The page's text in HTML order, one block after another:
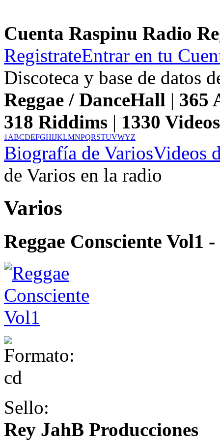
Cuenta Raspinu Radio
RegistrateEntrar en tu
Discoteca y base de datos
Reggae / DanceHall | 365
318 Riddims | 1330
1 ABCDEFGHIJKLMNPQRSTUVWYZ
Biografía de VariosVideos
de Varios en la radio
Varios
Reggae Consciente Vol1 -
Sello:
Rey JahB Producciones